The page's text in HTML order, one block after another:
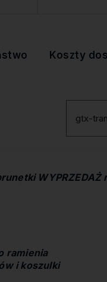
Koszty
gtx-
WYPRZEDAŻ
ramienia
i koszulki